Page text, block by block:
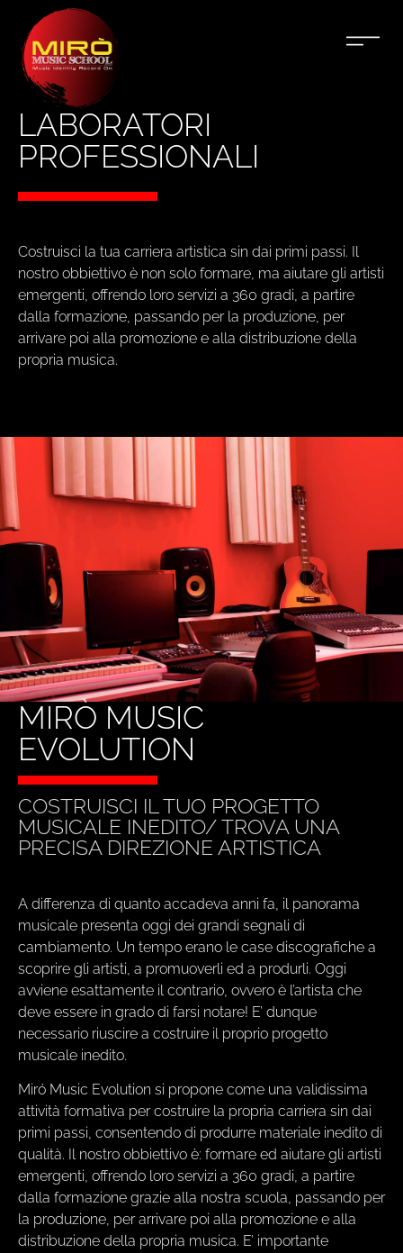
LABORATORI
PROFESSIONALI
Costruisci la tua carriera artistica sin dai primi passi. Il
nostro obbiettivo è non solo formare, ma aiutare gli artisti
emergenti, offrendo loro servizi a 360 gradi, a partire
dalla formazione, passando per la produzione, per
arrivare poi alla promozione e alla distribuzione della
propria musica.
MIRÒ MUSIC
EVOLUTION
COSTRUISCI IL TUO PROGETTO
MUSICALE INEDITO/ TROVA UNA
PRECISA DIREZIONE ARTISTICA
A differenza di quanto accadeva anni fa, il panorama
musicale presenta oggi dei grandi segnali di
cambiamento. Un tempo erano le case discografiche a
scoprire gli artisti, a promuoverli ed a produrli. Oggi
avviene esattamente il contrario, ovvero è l’artista che
deve essere in grado di farsi notare! E’ dunque
necessario riuscire a costruire il proprio progetto
musicale inedito.
Miró Music Evolution si propone come una validissima
attività formativa per costruire la propria carriera sin dai
primi passi, consentendo di produrre materiale inedito di
qualità. Il nostro obbiettivo è: formare ed aiutare gli artisti
emergenti, offrendo loro servizi a 360 gradi, a partire
dalla formazione grazie alla nostra scuola, passando per
la produzione, per arrivare poi alla promozione e alla
distribuzione della propria musica. E’ importante